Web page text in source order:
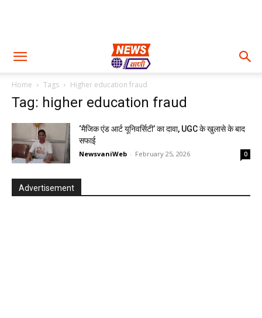
Home Tags Higher education fraud
Tag: higher education fraud
‘मैजिक एंड आर्ट यूनिवर्सिटी’ का दावा, UGC के खुलासे के बाद
सफाई
NewsvaniWeb - February 25, 2026 0
Advertisement